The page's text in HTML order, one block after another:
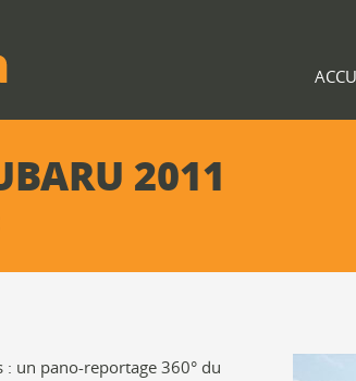
2011
un pano-reportage 360° du